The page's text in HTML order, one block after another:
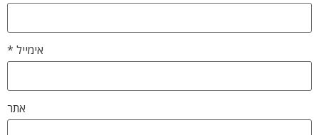
אימייל *
אתר